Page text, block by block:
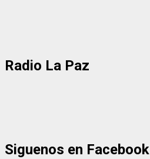
Radio La Paz
Siguenos en Facebook